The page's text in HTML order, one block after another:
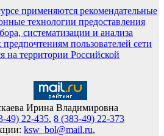
применяются рекомендательные
технологии предоставления
систематизации и анализа
пользователей сети
на территории Российской
Ирина Владимировна
49) 22-435, 8 (383-49) 22-373
ksw_bol@mail.ru,